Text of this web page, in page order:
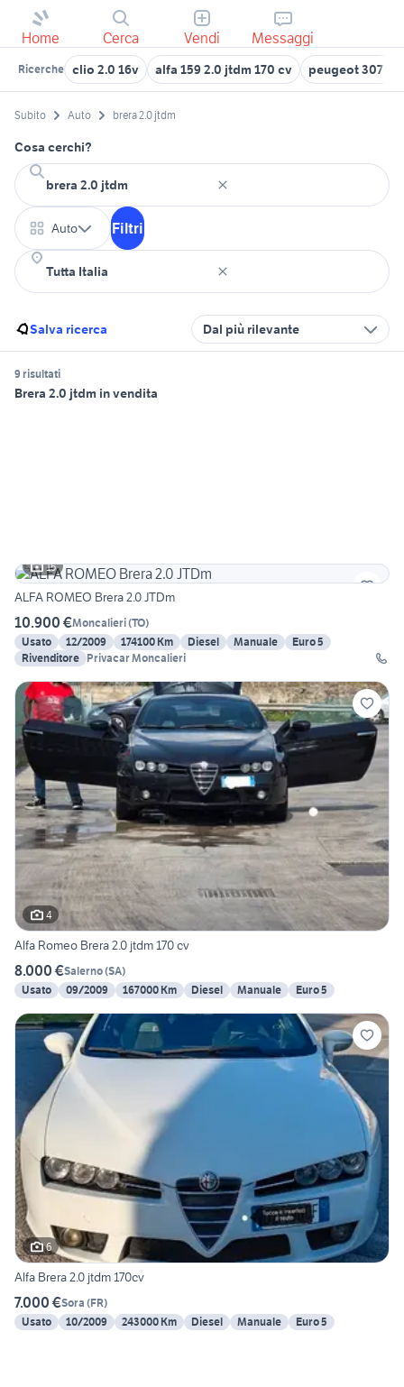
Home Cerca Vendi Messaggi
Ricerche clio 2.0 16v alfa 159 2.0 jtdm 170 cv peugeot 307
Subito Auto brera 2.0 jtdm
Cosa cerchi?
Auto Filtri
Salva ricerca Dal più rilevante
9 risultati
Brera 2.0 jtdm in vendita
15
ALFA ROMEO Brera 2.0 JTDm
10.900 €Moncalieri(TO)
Usato
12/2009 174100 Km Diesel Manuale
Euro 5
Rivenditore Privacar Moncalieri
4
Alfa Romeo Brera 2.0 jtdm 170 cv
8.000 €Salerno(SA)
Usato
09/2009 167000 Km Diesel Manuale Euro 5
6
Alfa Brera 2.0 jtdm 170cv
7.000 €Sora (FR)
Usato
10/2009 243000 Km Diesel Manuale Euro 5